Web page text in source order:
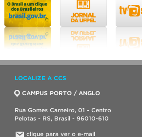
LOCALIZE A CCS
CAMPUS PORTO / ANGLO
Rua Gomes Carneiro, 01 - Centro
Pelotas - RS, Brasil - 96010-610
clique para ver o e-mail